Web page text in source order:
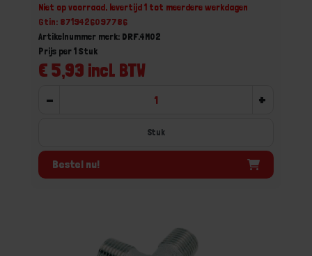
Niet op voorraad, levertijd 1 tot meerdere werkdagen
Gtin: 8719426097786
Artikelnummer merk: DRF.4M02
€ 5,93 incl. BTW
Prijs per 1 Stuk
- +
Stuk
Bestel nu!